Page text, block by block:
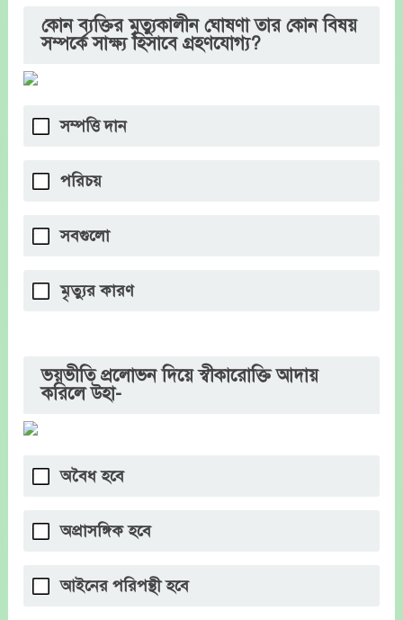
কোন ব্যক্তির মৃত্যুকালীন ঘোষণা তার কোন বিষয়
সম্পর্কে সাক্ষ্য হিসাবে গ্রহণযোগ্য?
সম্পত্তি দান
পরিচয়
সবগুলো
মৃত্যুর কারণ
ভয়ভীতি প্রলোভন দিয়ে স্বীকারোক্তি আদায়
করিলে উহা-
অবৈধ হবে
অপ্রাসঙ্গিক হবে
আইনের পরিপন্থী হবে